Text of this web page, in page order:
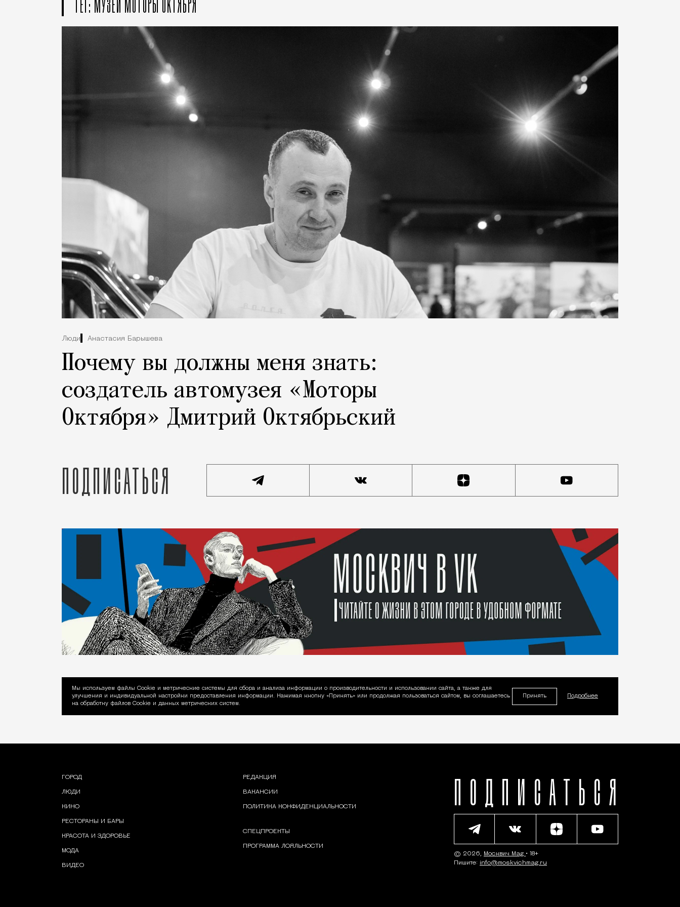
Люди Анастасия Барышева
Почему вы должны меня знать:
создатель автомузея «Моторы
Октября» Дмитрий Октябрьский
Подписаться
Уведомление об использовании Cookie
Мы используем файлы Сookie и метрические системы для сбора и анализа информации о производительности и использовании сайта, а также для
улучшения и индивидуальной настройки предоставления информации. Нажимая кнопку «Принять» или продолжая пользоваться сайтом, вы соглашаетесь
на обработку файлов Cookie и данных метрических систем.
Принять Подробнее
ГОРОД
ЛЮДИ
КИНО
РЕСТОРАНЫ И БАРЫ
КРАСОТА И ЗДОРОВЬЕ
МОДА
ВИДЕО
РЕДАКЦИЯ
ВАКАНСИИ
ПОЛИТИКА КОНФИДЕНЦИАЛЬНОСТИ
СПЕЦПРОЕКТЫ
ПРОГРАММА ЛОЯЛЬНОСТИ
ПОДПИСАТЬСЯ
© 2026, Москвич Mag • 18+
Пишите: info@moskvichmag.ru